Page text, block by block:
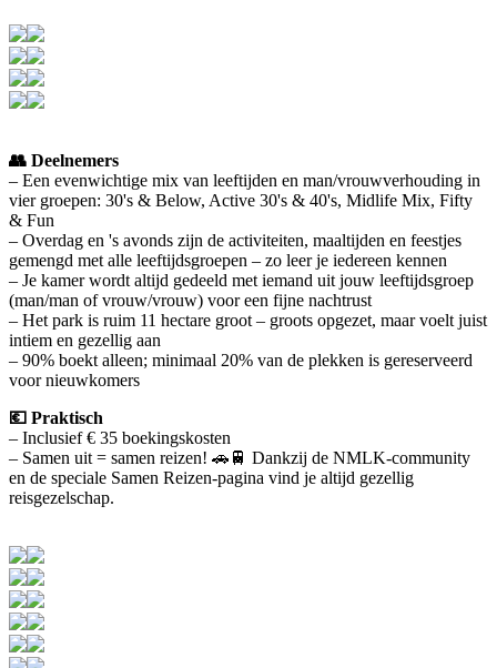
👥 Deelnemers
– Een evenwichtige mix van leeftijden en man/vrouwverhouding in
vier groepen: 30's & Below, Active 30's & 40's, Midlife Mix, Fifty
& Fun
– Overdag en 's avonds zijn de activiteiten, maaltijden en feestjes
gemengd met alle leeftijdsgroepen – zo leer je iedereen kennen
– Je kamer wordt altijd gedeeld met iemand uit jouw leeftijdsgroep
(man/man of vrouw/vrouw) voor een fijne nachtrust
– Het park is ruim 11 hectare groot – groots opgezet, maar voelt juist
intiem en gezellig aan
– 90% boekt alleen; minimaal 20% van de plekken is gereserveerd
voor nieuwkomers
💶 Praktisch
– Inclusief € 35 boekingskosten
– Samen uit = samen reizen! 🚗🚆 Dankzij de NMLK-community
en de speciale Samen Reizen-pagina vind je altijd gezellig
reisgezelschap.